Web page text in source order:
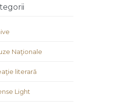
Naţionale
literară
Light